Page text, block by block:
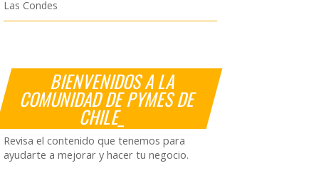
Las Condes
BIENVENIDOS A LA
COMUNIDAD DE PYMES DE
CHILE_
Revisa el contenido que tenemos para
ayudarte a mejorar y hacer tu negocio.